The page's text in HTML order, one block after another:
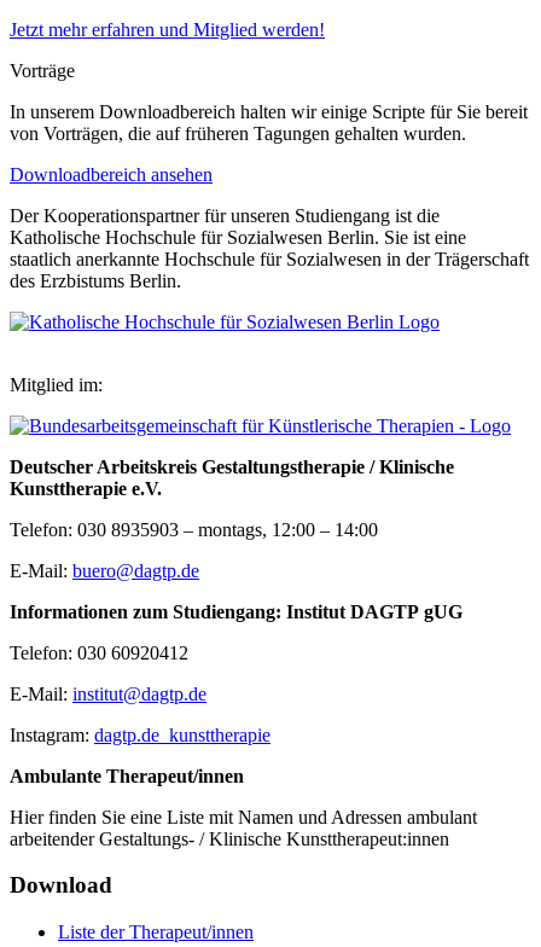
Jetzt mehr erfahren und Mitglied werden!
Vorträge
In unserem Downloadbereich halten wir einige Scripte für Sie bereit
von Vorträgen, die auf früheren Tagungen gehalten wurden.
Downloadbereich ansehen
Der Kooperationspartner für unseren Studiengang ist die
Katholische Hochschule für Sozialwesen Berlin. Sie ist eine
staatlich anerkannte Hochschule für Sozialwesen in der Trägerschaft
des Erzbistums Berlin.
Mitglied im:
Deutscher Arbeitskreis Gestaltungstherapie / Klinische
Kunsttherapie e.V.
Telefon: 030 8935903 – montags, 12:00 – 14:00
E-Mail: buero@dagtp.de
Informationen zum Studiengang: Institut DAGTP gUG
Telefon: 030 60920412
E-Mail: institut@dagtp.de
Instagram: dagtp.de_kunsttherapie
Ambulante Therapeut/innen
Hier finden Sie eine Liste mit Namen und Adressen ambulant
arbeitender Gestaltungs- / Klinische Kunsttherapeut:innen
Download
Liste der Therapeut/innen